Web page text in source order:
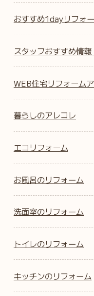
おすすめ1dayリフォ
スタッフおすすめ情報
WEB住宅リフォーム
暮らしのアレコレ
エコリフォーム
お風呂のリフォーム
洗面室のリフォーム
トイレのリフォーム
キッチンのリフォーム